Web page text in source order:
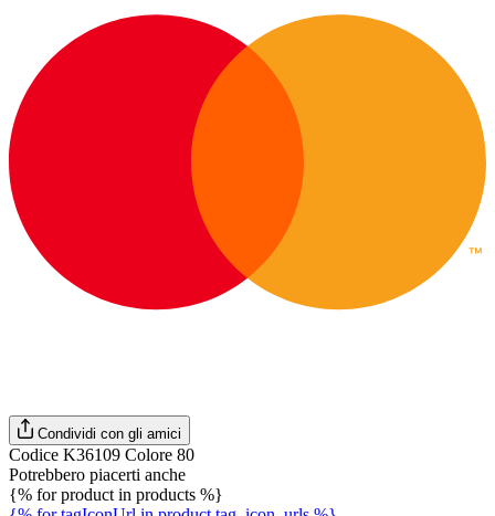
Condividi con gli amici
Codice K36109 Colore 80
Potrebbero piacerti anche
{% for product in products %}